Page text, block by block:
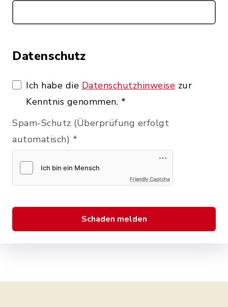
Datenschutz
Ich habe die Datenschutzhinweise zur
Kenntnis genommen. *
Spam-Schutz (Überprüfung erfolgt
automatisch) *
Friendly Captcha
Schaden melden